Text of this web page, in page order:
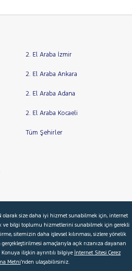
2. El Araba İzmir
2. El Araba Ankara
2. El Araba Adana
2. El Araba Kocaeli
Tüm Şehirler
olarak size daha iyi hizmet sunabilmek için, internet
ve bilgi toplumu hizmetlerini sunabilmek için gerekli
sitemizin daha işlevsel kılınması, sizlere yönelik
amaçlarıyla açık rızanıza dayanan
ilişkin ayrıntılı bilgiye İnternet Sitesi Çerez
Metni’nden ulaşabilirsiniz.